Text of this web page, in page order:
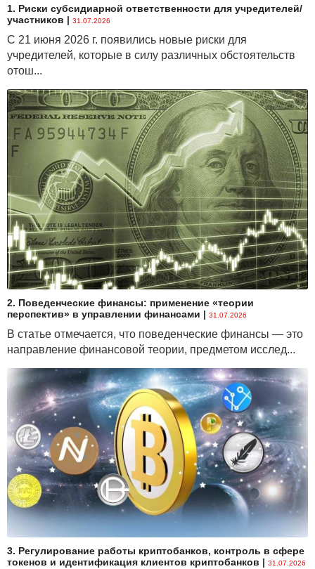
в доходообразующие (прибыльные) активы.
Подробнее читайте в статье.
1. Риски субсидиарной ответственности для учредителей/
участников | 31.07.2026
С 21 июня 2026 г. появились новые риски для
учредителей, которые в силу различных обстоятельств
отош...
2. Поведенческие финансы: применение «теории
перспектив» в управлении финансами | 31.07.2026
В статье отмечается, что поведенческие финансы — это
направление финансовой теории, предметом исслед...
3. Регулирование работы криптобанков, контроль в сфере
токенов и идентификация клиентов криптобанков | 31.07.2026